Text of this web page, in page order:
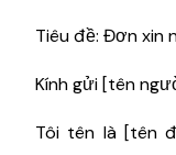
Tiêu đề: Đơn xin
Kính gửi [tên
Tôi tên là [tên